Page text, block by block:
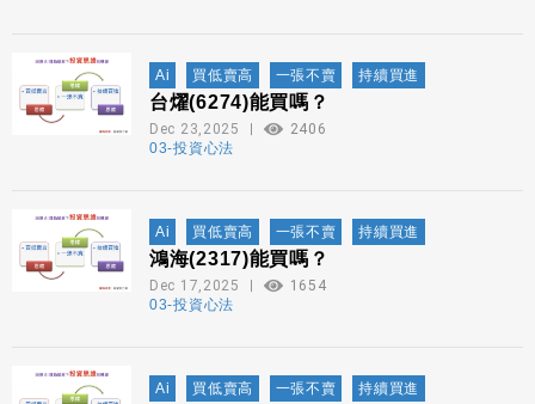
Ai 買低賣高 一張不賣 持續買進
台燿(6274)能買嗎？
Dec 23,2025
2406
03-投資心法
Ai 買低賣高 一張不賣 持續買進
鴻海(2317)能買嗎？
Dec 17,2025
1654
03-投資心法
Ai 買低賣高 一張不賣 持續買進